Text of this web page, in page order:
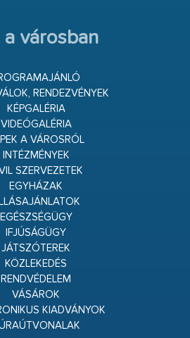
a városban
RENDEZVÉNYEK
KÉPGALÉRIA
VIDEÓGALÉRIA
A VÁROSRÓL
INTÉZMÉNYEK
SZERVEZETEK
EGYHÁZAK
EGÉSZSÉGÜGY
IFJÚSÁGÜGY
JÁTSZÓTEREK
KÖZLEKEDÉS
RENDVÉDELEM
VÁSÁROK
KIADVÁNYOK